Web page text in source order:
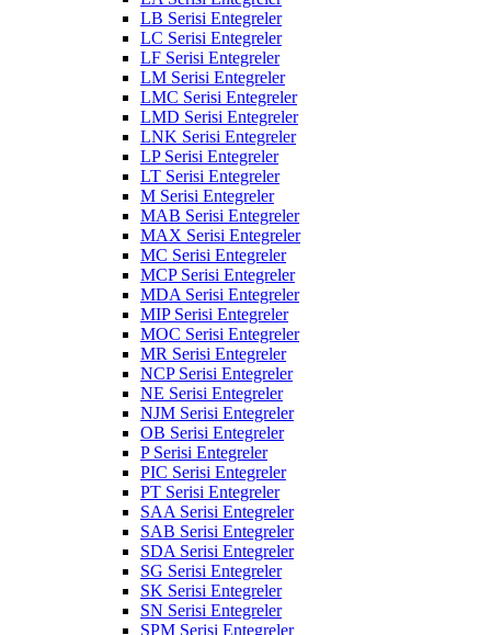
LB Serisi Entegreler
LC Serisi Entegreler
LF Serisi Entegreler
LM Serisi Entegreler
LMC Serisi Entegreler
LMD Serisi Entegreler
LNK Serisi Entegreler
LP Serisi Entegreler
LT Serisi Entegreler
M Serisi Entegreler
MAB Serisi Entegreler
MAX Serisi Entegreler
MC Serisi Entegreler
MCP Serisi Entegreler
MDA Serisi Entegreler
MIP Serisi Entegreler
MOC Serisi Entegreler
MR Serisi Entegreler
NCP Serisi Entegreler
NE Serisi Entegreler
NJM Serisi Entegreler
OB Serisi Entegreler
P Serisi Entegreler
PIC Serisi Entegreler
PT Serisi Entegreler
SAA Serisi Entegreler
SAB Serisi Entegreler
SDA Serisi Entegreler
SG Serisi Entegreler
SK Serisi Entegreler
SN Serisi Entegreler
SPM Serisi Entegreler